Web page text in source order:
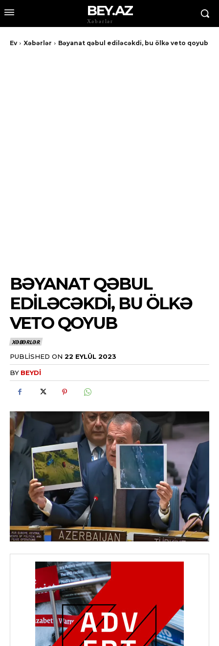
BEY.AZ
Xəbərlər
Ev Xəbərlər Bəyanat qəbul ediləcəkdi, bu ölkə veto qoyub
BƏYANAT QƏBUL
EDILƏCƏKDI, BU ÖLKƏ
VETO QOYUB
XƏBƏRLƏR
PUBLISHED ON 22 EYLÜL 2023
BY BEYDI